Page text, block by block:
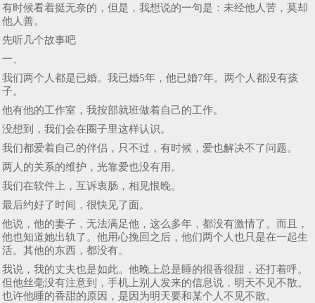
有时候看着挺无奈的，但是，我想说的一句是：未经他人苦，莫却
他人善。
先听几个故事吧
一、
我们两个人都是已婚。我已婚5年，他已婚7年。两个人都没有孩
子。
他有他的工作室，我按部就班做着自己的工作。
没想到，我们会在圈子里这样认识。
我们都爱着自己的伴侣，只不过，有时候，爱也解决不了问题。
两人的关系的维护，光靠爱也没有用。
我们在软件上，互诉衷肠，相见恨晚。
最后约好了时间，很快见了面。
他说，他的妻子，无法满足他，这么多年，都没有激情了。而且，
他也知道她出轨了。他用心挽回之后，他们两个人也只是在一起生
活。其他的东西，都没有。
我说，我的丈夫也是如此。他晚上总是睡的很香很甜，还打着呼。
但他丝毫没有注意到，手机上别人发来的信息说，明天不见不散。
也许他睡的香甜的原因，是因为明天要和某个人不见不散。